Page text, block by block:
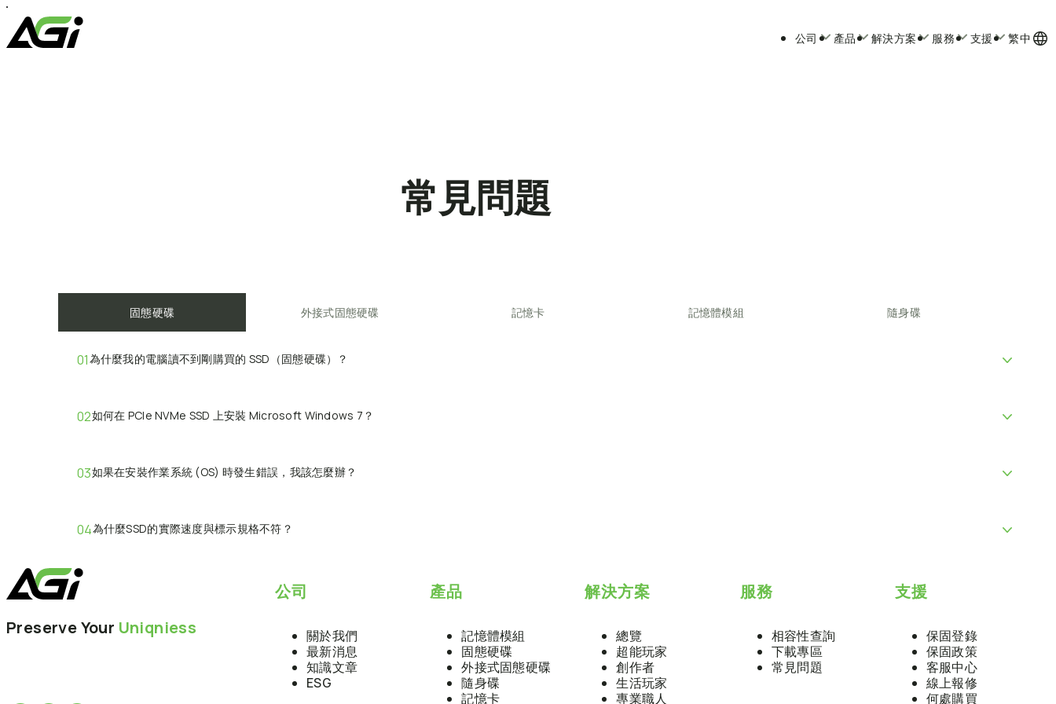
跳
至
主
公司 產品 解決方案 服務 支援 繁中
常見問題
固態硬碟 外接式固態硬碟 記憶卡 記憶體模組 隨身碟
01為什麼我的電腦讀不到剛購買的 SSD（固態硬碟）？
1.硬體連接：請確認資料線、電源線是否接妥，且固態硬碟已正確穩固地插入主機板插槽中。
02如何在 PCIe NVMe SSD 上安裝 Microsoft Windows 7？
軟 (Microsoft)：https://support.microsoft.com/
03如果在安裝作業系統 (OS) 時發生錯誤，我該怎麼辦？
步驟 1：關閉電腦並拔除其他所有的儲存硬碟，僅保留要安裝系統的目標 SSD 連接在主機板上。
04為什麼SSD的實際速度與標示規格不符？
Preserve Your Uniqniess
公司
關於我們
最新消息
知識文章
ESG
產品
記憶體模組
固態硬碟
外接式固態硬碟
隨身碟
記憶卡
解決方案
總覽
超能玩家
創作者
生活玩家
專業職人
服務
相容性查詢
下載專區
常見問題
支援
保固登錄
保固政策
客服中心
線上報修
何處購買